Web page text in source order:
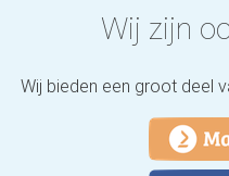
Wij zijn
Wij bieden een groot deel